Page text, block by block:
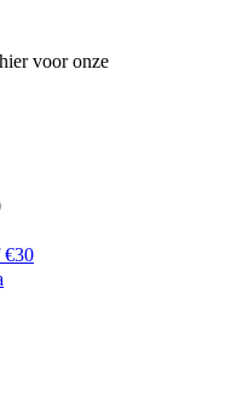
voor onze
€30